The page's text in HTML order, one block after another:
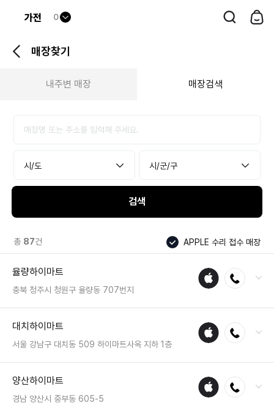
드
다
매장찾기
내주변 매장 매장검색
검색
총 87건 APPLE 수리 접수 매장
율량하이마트
충북 청주시 청원구 율량동 707번지
애플
수리
전화연결
팩스 : 050-2222-1483
영업시간 : 금일 10:30~20:30
대치하이마트
서울 강남구 대치동 509 하이마트사옥 지하 1층
애플
수리
전화연결
팩스 : 050-2222-0571
영업시간 : 금일 10:30~20:30
양산하이마트
경남 양산시 중부동 605-5
애플
수리
전화연결